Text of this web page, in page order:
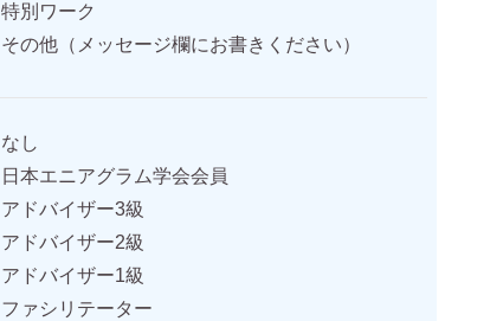
特別ワーク
その他（メッセージ欄にお書きください）
なし
日本エニアグラム学会会員
アドバイザー3級
アドバイザー2級
アドバイザー1級
ファシリテーター